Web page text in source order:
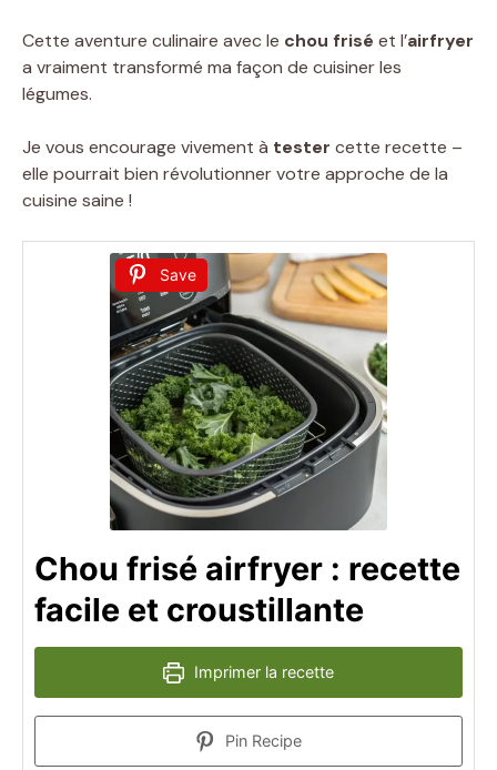
Cette aventure culinaire avec le chou frisé et l’airfryer
a vraiment transformé ma façon de cuisiner les
légumes.
Je vous encourage vivement à tester cette recette –
elle pourrait bien révolutionner votre approche de la
cuisine saine !
Save
Chou frisé airfryer : recette
facile et croustillante
Imprimer la recette
Pin Recipe